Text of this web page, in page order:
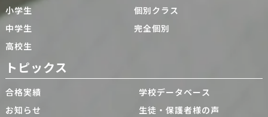
小学生
中学生
高校生
個別クラス
完全個別
トピックス
合格実績
お知らせ
学校データベース
生徒・保護者様の声